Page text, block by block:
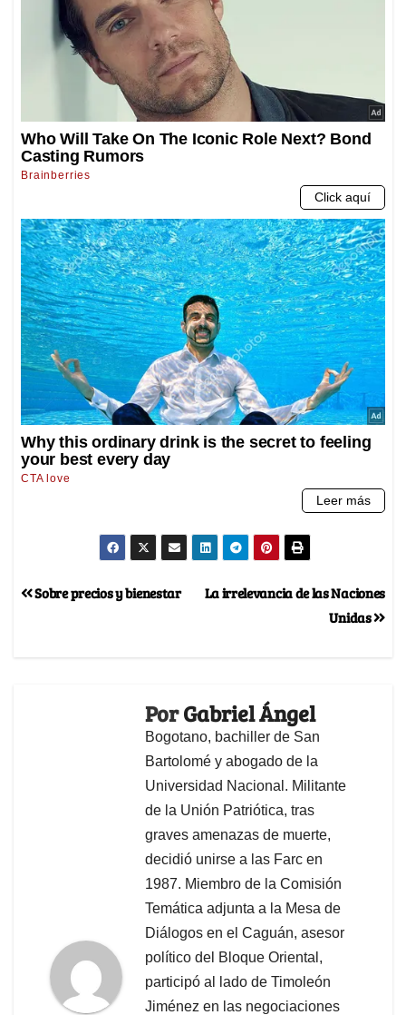
La irrelevancia de las Naciones
Unidas
Sobre precios y bienestar
PorGabriel Ángel
Bogotano, bachiller de San
Bartolomé y abogado de la
Universidad Nacional. Militante
de la Unión Patriótica, tras
graves amenazas de muerte,
decidió unirse a las Farc en
1987. Miembro de la Comisión
Temática adjunta a la Mesa de
Diálogos en el Caguán, asesor
político del Bloque Oriental,
participó al lado de Timoleón
Jiménez en las negociaciones